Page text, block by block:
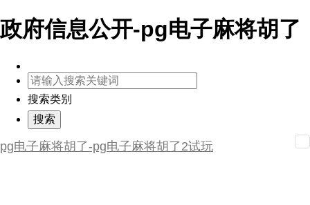
政府信息公开-pg电子麻将胡了
搜索类别
pg电子麻将胡了-pg电子麻将胡了2试玩